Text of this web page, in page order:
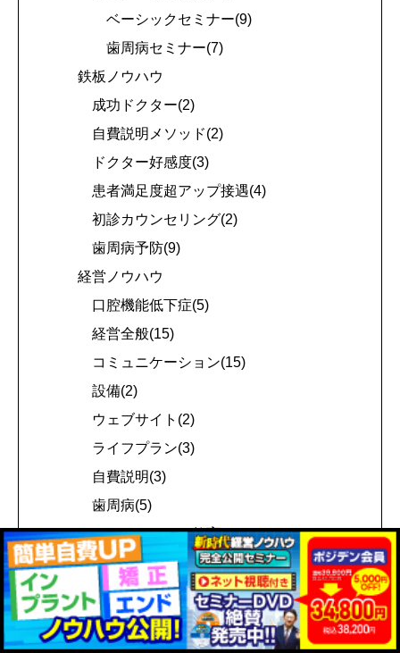
ベーシックセミナー(9)
歯周病セミナー(7)
鉄板ノウハウ
成功ドクター(2)
自費説明メソッド(2)
ドクター好感度(3)
患者満足度超アップ接遇(4)
初診カウンセリング(2)
歯周病予防(9)
経営ノウハウ
口腔機能低下症(5)
経営全般(15)
コミュニケーション(15)
設備(2)
ウェブサイト(2)
ライフプラン(3)
自費説明(3)
歯周病(5)
マネジメント・教育(5)
採用(16)
接遇(4)
診療室(1)
差別化(12)